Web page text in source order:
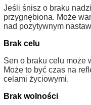
Jeśli śnisz o braku
przygnębiona. Może
nad pozytywnym
Brak celu
Sen o braku celu może
Może to być czas na
celami życiowymi.
Brak wolności